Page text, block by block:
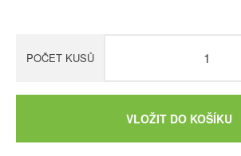
POČET KUSŮ
VLOŽIT DO KOŠÍKU